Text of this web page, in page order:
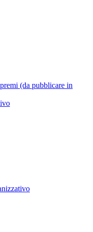
(da pubblicare in